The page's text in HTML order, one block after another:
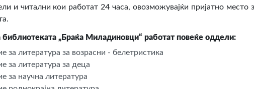
и читални кои работат 24 часа, овозможувајќи пријатно место
библиотеката „Браќа Миладиновци“ работат повеќе оддели:
за литература за возрасни - белетристика
за литература за деца
за научна литература